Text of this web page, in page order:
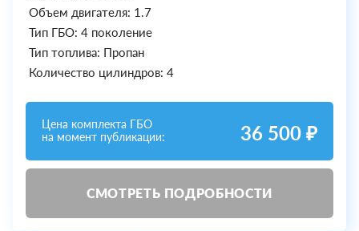
Объем двигателя: 1.7
Тип ГБО: 4 поколение
Тип топлива: Пропан
Количество цилиндров: 4
Цена комплекта ГБО
на момент публикации:
36 500 ₽
СМОТРЕТЬ ПОДРОБНОСТИ